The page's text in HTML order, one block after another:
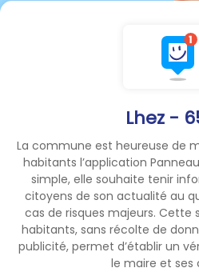
Lhez -
La commune est heureuse de
habitants l’application
simple, elle souhaite tenir
citoyens de son actualité au
cas de risques majeurs. Cette
habitants, sans récolte de
publicité, permet d’établir un
le maire et ses